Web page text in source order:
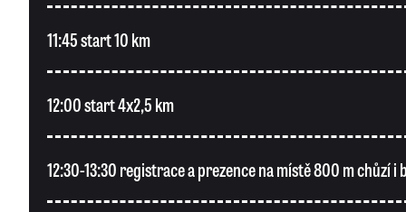
11:45 start 10 km
12:00 start 4x2,5 km
12:30-13:30 registrace a prezence na místě 800 m chůzí i